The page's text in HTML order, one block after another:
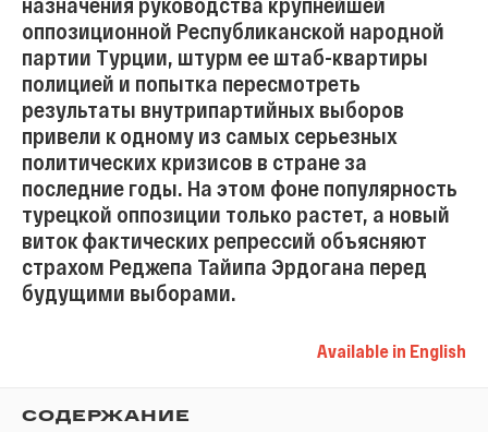
оппозиционной Республиканской народной
партии Турции, штурм ее штаб-квартиры
полицией и попытка пересмотреть
результаты внутрипартийных выборов
привели к одному из самых серьезных
политических кризисов в стране за
последние годы. На этом фоне популярность
турецкой оппозиции только растет, а новый
виток фактических репрессий объясняют
страхом Реджепа Тайипа Эрдогана перед
будущими выборами.
Available in English
СОДЕРЖАНИЕ